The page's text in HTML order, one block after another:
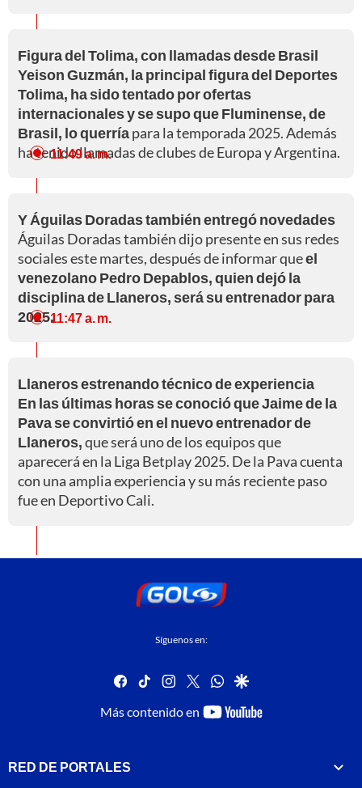
Figura del Tolima, con llamadas desde Brasil
Yeison Guzmán, la principal figura del Deportes
Tolima, ha sido tentado por ofertas
internacionales y se supo que Fluminense, de
Brasil, lo querríapara la temporada 2025. Además
ha tenido llamadas de clubes de Europa y Argentina.
11:49 a. m.
Y Águilas Doradas también entregó novedades
Águilas Doradas también dijo presente en sus redes
sociales este martes, después de informar queel
venezolano Pedro Depablos, quien dejó la
disciplina de Llaneros, será su entrenador para
2025.11:47 a. m.
Llaneros estrenando técnico de experiencia
En las últimas horas se conoció que Jaime de la
Pava se convirtió en el nuevo entrenador de
Llaneros,que será uno de los equipos que
aparecerá en la Liga Betplay 2025. De la Pava cuenta
con una amplia experiencia y su más reciente paso
fue en Deportivo Cali.
Síguenos en:
facebook
tiktok instagram
twitterwhatsapp
google
Más contenido en
youtube-
RED DE PORTALES